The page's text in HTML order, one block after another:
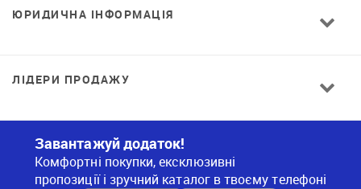
ЮРИДИЧНА ІНФОРМАЦІЯ
ЛІДЕРИ ПРОДАЖУ
Завантажуй додаток!
Комфортні покупки, ексклюзивні
пропозиції і зручний каталог в твоєму телефоні